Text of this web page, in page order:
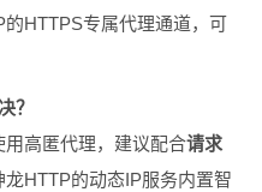
HTTPS专属代理通道，可
？
高匿代理，建议配合请求
龙HTTP的动态IP服务内置智